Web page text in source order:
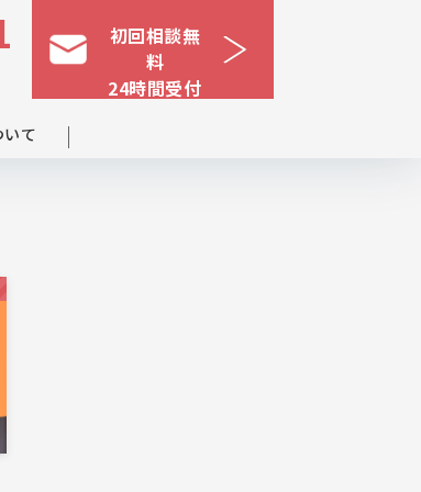
初回相談無
料
24時間受付
いて